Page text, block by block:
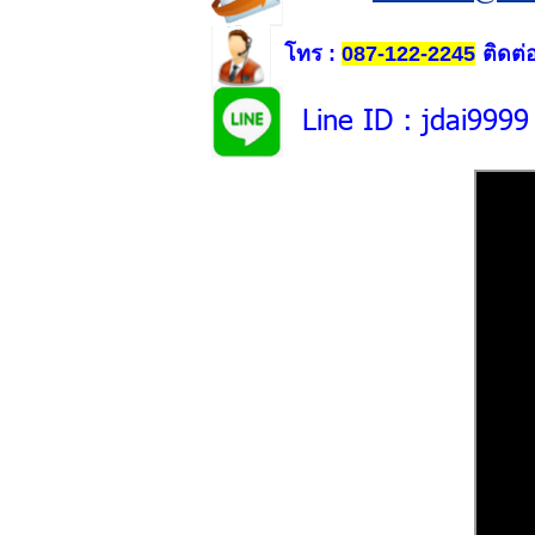
โทร : 087-122-2245 ติดต่
Line ID : jdai9999